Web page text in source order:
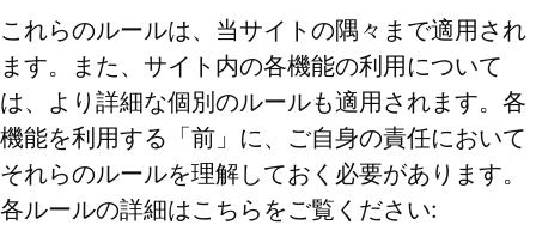
これらのルールは、当サイトの隅々まで適用され
ます。また、サイト内の各機能の利用について
は、より詳細な個別のルールも適用されます。各
機能を利用する「前」に、ご自身の責任において
それらのルールを理解しておく必要があります。
各ルールの詳細はこちらをご覧ください: